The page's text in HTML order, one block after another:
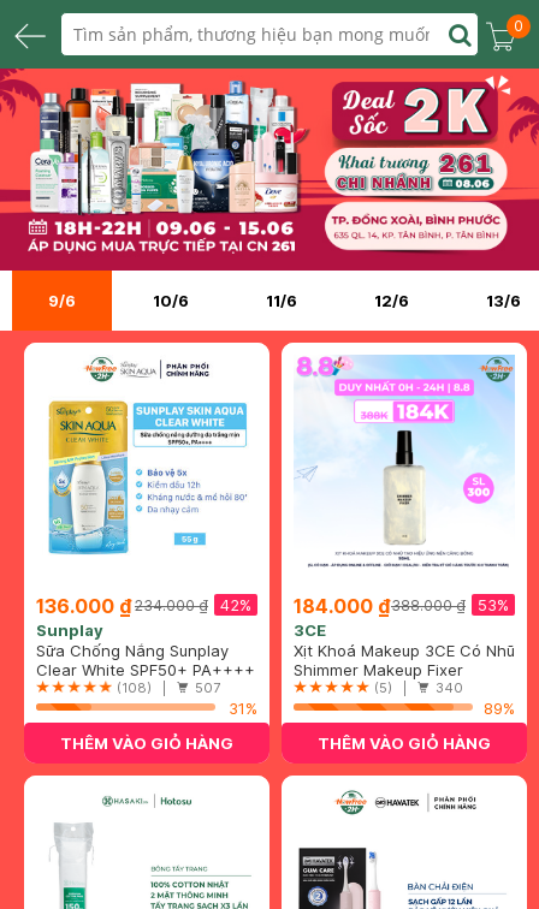
0
9/6 10/6 11/6 12/6 13/6
136.000 ₫ 42%
234.000 ₫
Sunplay
Sữa Chống Nắng Sunplay
Skin Aqua Dưỡng Da Sáng
Mịn 55g
Clear White SPF50+ PA++++
(108) | 507
31%
THÊM VÀO GIỎ HÀNG
184.000 ₫ 53%
388.000 ₫
3CE
Xịt Khoá Makeup 3CE Có Nhũ
Tạo Hiệu Ứng Nền Căng
Bóng 95ml
Shimmer Makeup Fixer
(5) | 340
89%
THÊM VÀO GIỎ HÀNG